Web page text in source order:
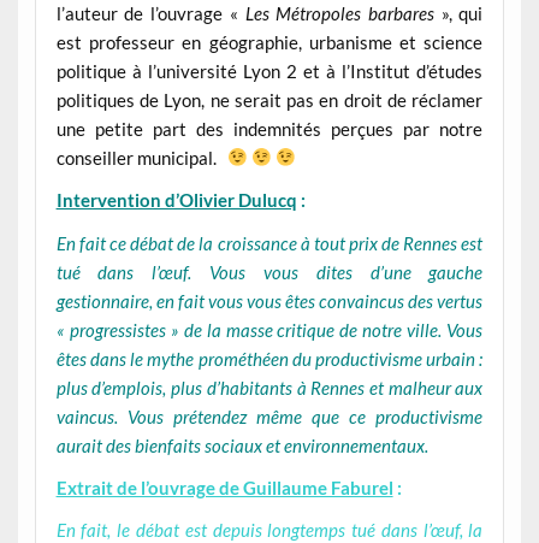
l’auteur de l’ouvrage « Les Métropoles barbares», qui
est professeur en géographie, urbanisme et science
politique à l’université Lyon 2 et à l’Institut d’études
politiques de Lyon, ne serait pas en droit de réclamer
une petite part des indemnités perçues par notre
conseiller municipal.
Intervention d’Olivier Dulucq :
En fait ce débat de la croissance à tout prix de Rennes est
tué dans l’œuf. Vous vous dites d’une gauche
gestionnaire, en fait vous vous êtes convaincus des vertus
« progressistes » de la masse critique de notre ville. Vous
êtes dans le mythe prométhéen du productivisme urbain :
plus d’emplois, plus d’habitants à Rennes et malheur aux
vaincus. Vous prétendez même que ce productivisme
aurait des bienfaits sociaux et environnementaux.
Extrait de l’ouvrage de Guillaume Faburel :
En fait, le débat est depuis longtemps tué dans l’œuf, la